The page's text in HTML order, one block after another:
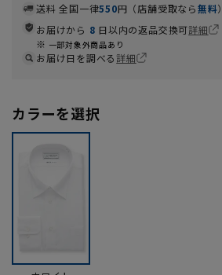
送料 全国一律550円（店舗受取なら無料）
お届けから 8 日以内の返品交換可詳細
一部対象外商品あり
お届け日を調べる詳細
カラーを選択